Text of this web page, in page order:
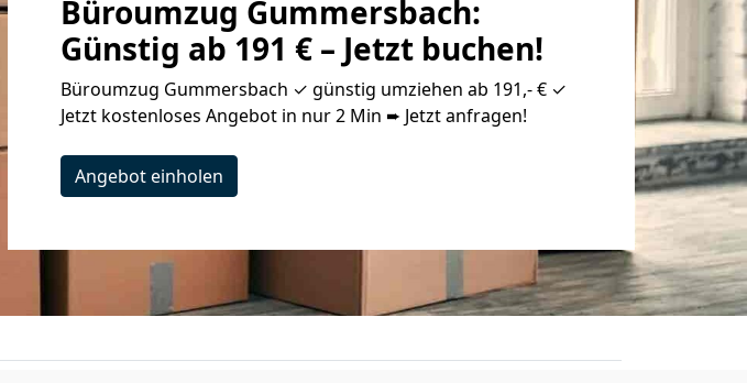
Büroumzug Gummersbach:
Günstig ab 191 € – Jetzt buchen!
Büroumzug Gummersbach ✓ günstig umziehen ab 191,- € ✓
Jetzt kostenloses Angebot in nur 2 Min ➨ Jetzt anfragen!
Angebot einholen